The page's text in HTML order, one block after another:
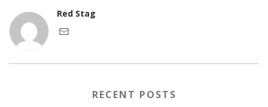
Red Stag
RECENT POSTS